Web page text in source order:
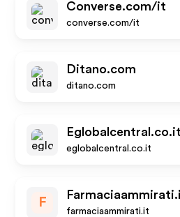
Converse.com/it
converse.com/it
Ditano.com
ditano.com
Eglobalcentral.co.it
eglobalcentral.co.it
F
farmaciaammirati.it